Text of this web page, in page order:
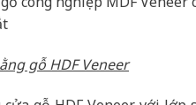
gỗ HDF Veneer